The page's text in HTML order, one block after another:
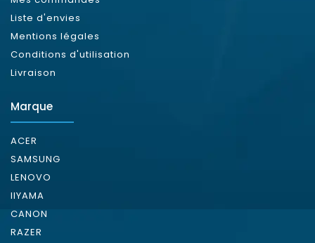
Liste d'envies
Mentions légales
Conditions d'utilisation
Livraison
Marque
ACER
SAMSUNG
LENOVO
IIYAMA
CANON
RAZER